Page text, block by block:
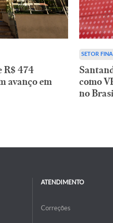
R$ 474
avanço em
SETOR
como
no
ATENDIMENTO
Correções